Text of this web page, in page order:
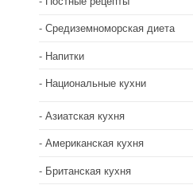
Средиземноморская диета
Напитки
Национальные кухни
Азиатская кухня
Американская кухня
Британская кухня